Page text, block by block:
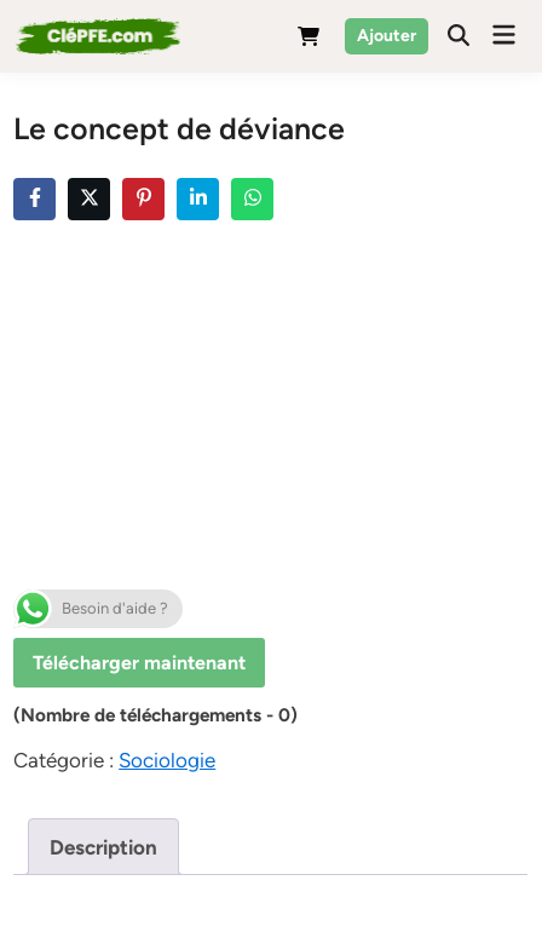
to
Ajouter
Le concept de déviance
Besoin d'aide ?
Télécharger maintenant
(Nombre de téléchargements - 0)
Catégorie : Sociologie
Description